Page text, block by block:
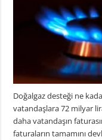
Doğalgaz desteği ne
vatandaşlara 72 milyar
daha vatandaşın
faturaların tamamını